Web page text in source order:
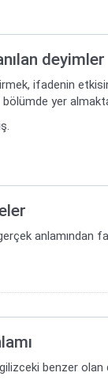
deyimler
ifadenin
bölümde yer
anlamından
benzer